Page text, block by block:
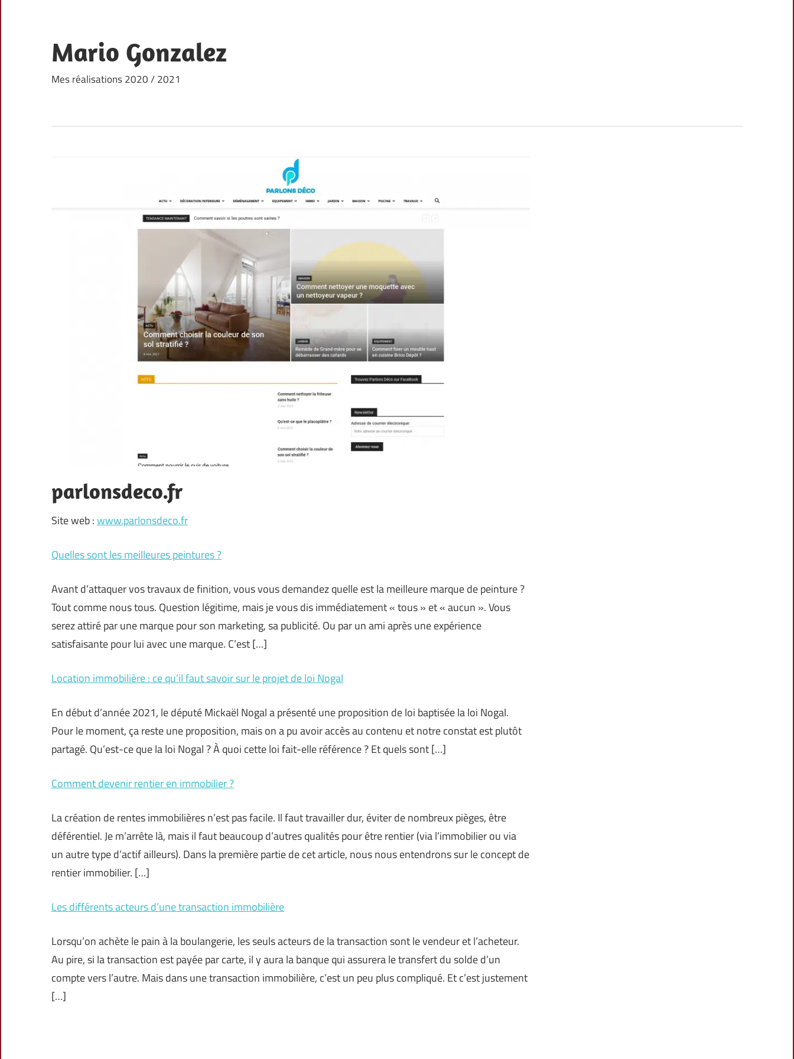
content
Mario Gonzalez
Mes réalisations 2020 / 2021
parlonsdeco.fr
Site web :www.parlonsdeco.fr
Quelles sont les meilleures peintures ?
Avant d’attaquer vos travaux de finition, vous vous demandez quelle est la meilleure marque de peinture ?
Tout comme nous tous. Question légitime, mais je vous dis immédiatement « tous » et « aucun ». Vous
serez attiré par une marque pour son marketing, sa publicité. Ou par un ami après une expérience
satisfaisante pour lui avec une marque. C’est […]
Location immobilière : ce qu’il faut savoir sur le projet de loi Nogal
En début d’année 2021, le député Mickaël Nogal a présenté une proposition de loi baptisée la loi Nogal.
Pour le moment, ça reste une proposition, mais on a pu avoir accès au contenu et notre constat est plutôt
partagé. Qu’est-ce que la loi Nogal ? À quoi cette loi fait-elle référence ? Et quels sont […]
Comment devenir rentier en immobilier ?
La création de rentes immobilières n’est pas facile. Il faut travailler dur, éviter de nombreux pièges, être
déférentiel. Je m’arrête là, mais il faut beaucoup d’autres qualités pour être rentier (via l’immobilier ou via
un autre type d’actif ailleurs). Dans la première partie de cet article, nous nous entendrons sur le concept de
rentier immobilier. […]
Les différents acteurs d’une transaction immobilière
Lorsqu’on achète le pain à la boulangerie, les seuls acteurs de la transaction sont le vendeur et l’acheteur.
Au pire, si la transaction est payée par carte, il y aura la banque qui assurera le transfert du solde d’un
compte vers l’autre. Mais dans une transaction immobilière, c’est un peu plus compliqué. Et c’est justement
[…]